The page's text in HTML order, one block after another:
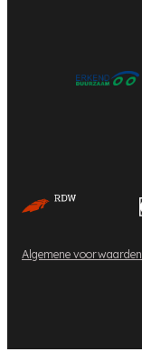
Algemene voorwaarden